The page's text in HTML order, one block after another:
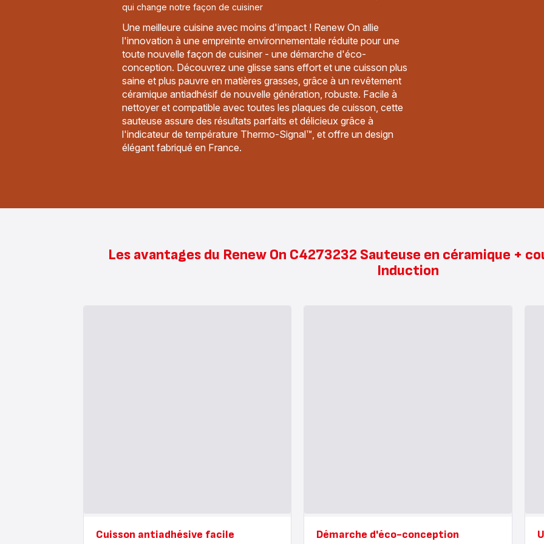
qui change notre façon de cuisiner
Une meilleure cuisine avec moins d'impact ! Renew On allie
l'innovation à une empreinte environnementale réduite pour une
toute nouvelle façon de cuisiner - une démarche d'éco-
conception. Découvrez une glisse sans effort et une cuisson plus
saine et plus pauvre en matières grasses, grâce à un revêtement
céramique antiadhésif de nouvelle génération, robuste. Facile à
nettoyer et compatible avec toutes les plaques de cuisson, cette
sauteuse assure des résultats parfaits et délicieux grâce à
l'indicateur de température Thermo-Signal™, et offre un design
élégant fabriqué en France.
Les avantages du Renew On C4273232 Sauteuse en céramique +
Induction
Cuisson antiadhésive facile Démarche d'éco-conception